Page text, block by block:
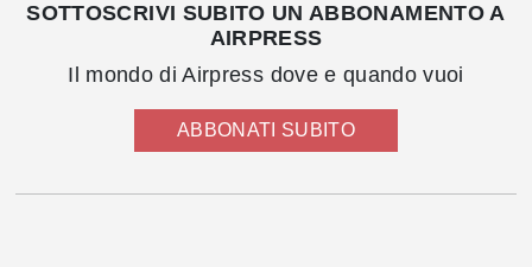
SOTTOSCRIVI SUBITO UN ABBONAMENTO A
AIRPRESS
Il mondo di Airpress dove e quando vuoi
ABBONATI SUBITO